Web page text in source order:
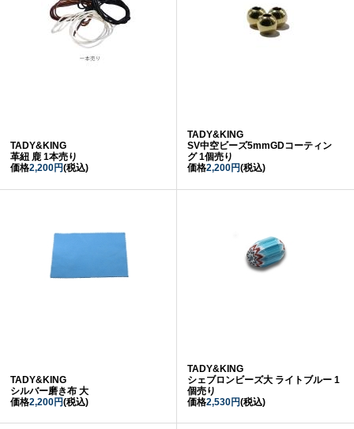
TADY&KING
革紐 鹿 1本売り
価格2,200円(税込)
TADY&KING
SV中空ビーズ5mmGDコーティン
グ 1個売り
価格2,200円(税込)
TADY&KING
シルバー磨き布 大
価格2,200円(税込)
TADY&KING
シェブロンビーズ大 ライトブルー 1
個売り
価格2,530円(税込)